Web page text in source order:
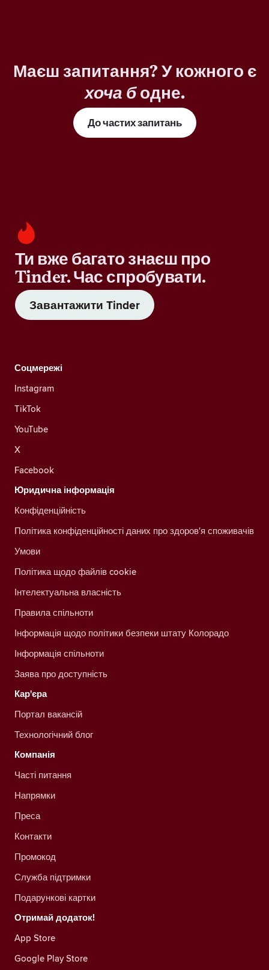
Маєш запитання? У кожного є
хоча бодне.
До частих запитань
Ти вже багато знаєш про
Tinder. Час спробувати.
Завантажити Tinder
Соцмережі
Instagram
TikTok
YouTube
X
Facebook
Юридична інформація
Конфіденційність
Політика конфіденційності даних про здоров'я споживачів
Умови
Політика щодо файлів cookie
Інтелектуальна власність
Правила спільноти
Інформація щодо політики безпеки штату Колорадо
Інформація спільноти
Заява про доступність
Кар'єра
Портал вакансій
Технологічний блог
Компанія
Часті питання
Напрямки
Преса
Контакти
Промокод
Служба підтримки
Подарункові картки
Отримай додаток!
App Store
Google Play Store